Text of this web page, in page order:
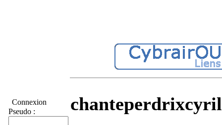
Connexion
Pseudo :
chanteperdrixcyril